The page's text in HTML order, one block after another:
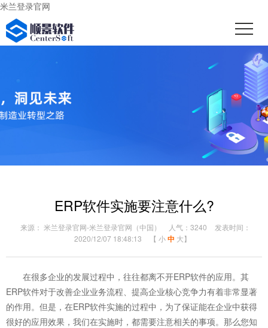
米兰登录官网
ERP软件实施要注意什么?
来源： 米兰登录官网-米兰登录官网（中国） 人气：3240
发表时间：
2020/12/07 18:48:13
【 小中 大】
在很多企业的发展过程中，往往都离不开ERP软件的应用。其
ERP软件对于改善企业业务流程、提高企业核心竞争力有着非常显著
的作用。但是，在ERP软件实施的过程中，为了保证能在企业中获得
很好的应用效果，我们在实施时，都需要注意相关的事项。那么您知